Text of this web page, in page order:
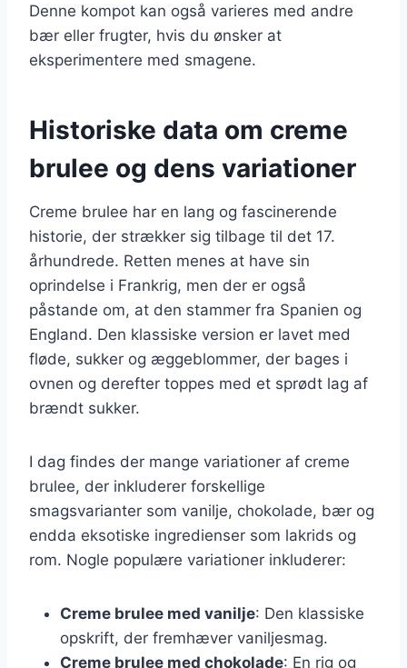
Denne kompot kan også varieres med andre
bær eller frugter, hvis du ønsker at
eksperimentere med smagene.
Historiske data om creme
brulee og dens variationer
Creme brulee har en lang og fascinerende
historie, der strækker sig tilbage til det 17.
århundrede. Retten menes at have sin
oprindelse i Frankrig, men der er også
påstande om, at den stammer fra Spanien og
England. Den klassiske version er lavet med
fløde, sukker og æggeblommer, der bages i
ovnen og derefter toppes med et sprødt lag af
brændt sukker.
I dag findes der mange variationer af creme
brulee, der inkluderer forskellige
smagsvarianter som vanilje, chokolade, bær og
endda eksotiske ingredienser som lakrids og
rom. Nogle populære variationer inkluderer:
Creme brulee med vanilje: Den klassiske
opskrift, der fremhæver vaniljesmag.
Creme brulee med chokolade: En rig og